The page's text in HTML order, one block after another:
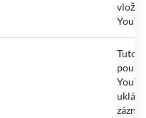
Tuto